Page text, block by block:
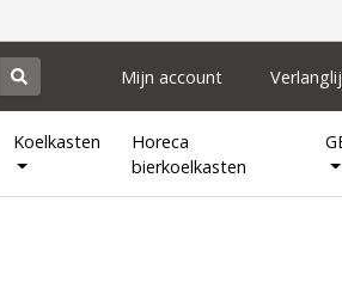
Mijn account
Koelkasten
Horeca
bierkoelkasten